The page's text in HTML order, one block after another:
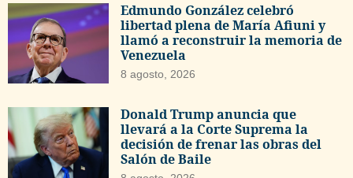
Edmundo González celebró
libertad plena de María Afiuni y
llamó a reconstruir la memoria de
Venezuela
8 agosto, 2026
Donald Trump anuncia que
llevará a la Corte Suprema la
decisión de frenar las obras del
Salón de Baile